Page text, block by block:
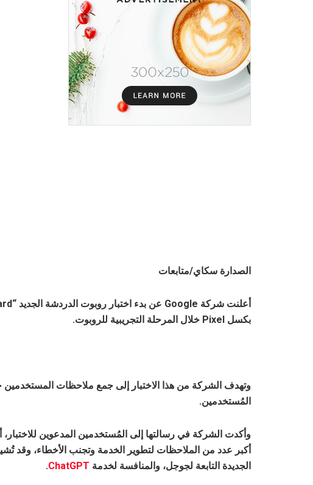
الصدارة سكاي/متابعات
بكسل Pixel خلال المرحلة التجريبية للروبوت.
وتهدف الشركة من هذا الاختبار إلى جمع ملاحظات المستخدمين
المُستخدمين.
وأكدت الشركة في رسالتها إلى المُستخدمين المدعوين للاختبار،
أكبر عدد من الملاحظات لتطوير الخدمة وتجنب الأخطاء، وقد
الجديدة التابعة لجوجل، والمنافسة لخدمة ChatGPT
.